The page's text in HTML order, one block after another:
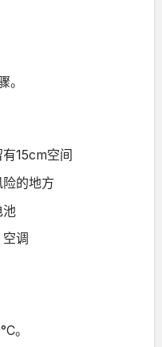
。
15cm空间
的地方
调
。